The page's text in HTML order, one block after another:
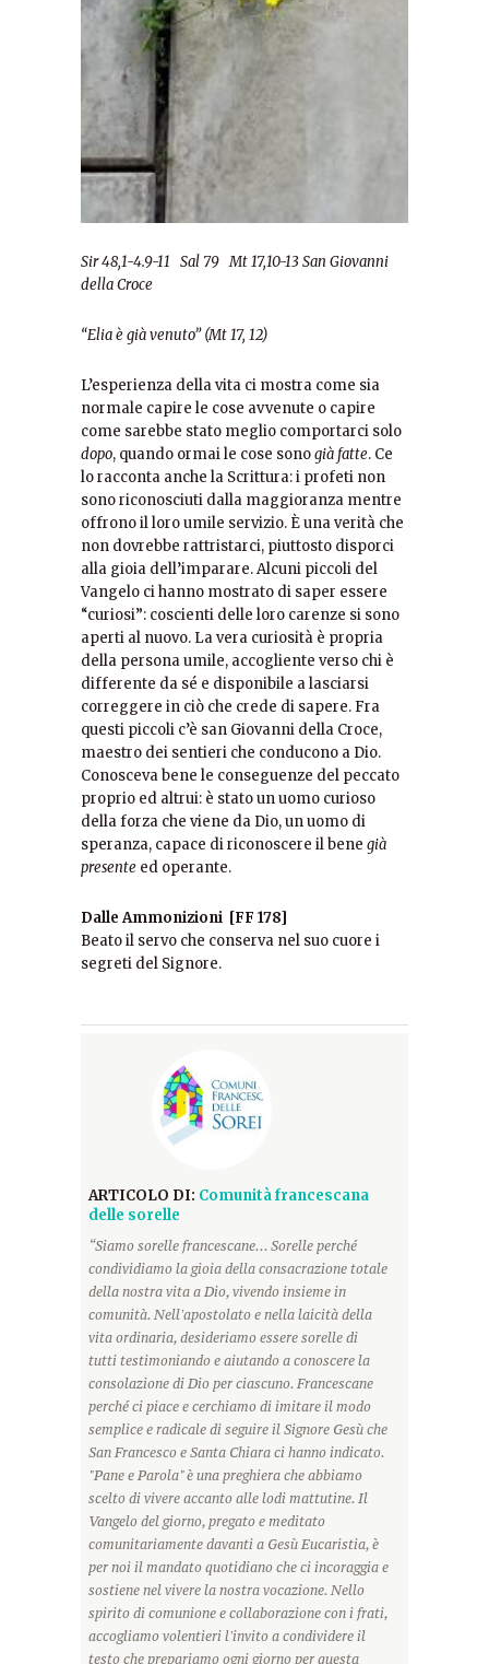
Sir 48,1-4.9-11 Sal 79 Mt 17,10-13 San Giovanni
della Croce
“Elia è già venuto” (Mt 17, 12)
L’esperienza della vita ci mostra come sia
normale capire le cose avvenute o capire
come sarebbe stato meglio comportarci solo
dopo, quando ormai le cose sonogià fatte. Ce
lo racconta anche la Scrittura: i profeti non
sono riconosciuti dalla maggioranza mentre
offrono il loro umile servizio. È una verità che
non dovrebbe rattristarci, piuttosto disporci
alla gioia dell’imparare. Alcuni piccoli del
Vangelo ci hanno mostrato di saper essere
“curiosi”: coscienti delle loro carenze si sono
aperti al nuovo. La vera curiosità è propria
della persona umile, accogliente verso chi è
differente da sé e disponibile a lasciarsi
correggere in ciò che crede di sapere. Fra
questi piccoli c’è san Giovanni della Croce,
maestro dei sentieri che conducono a Dio.
Conosceva bene le conseguenze del peccato
proprio ed altrui: è stato un uomo curioso
della forza che viene da Dio, un uomo di
speranza, capace di riconoscere il bene già
presente ed operante.
Dalle Ammonizioni [FF 178]
Beato il servo che conserva nel suo cuore i
segreti del Signore.
ARTICOLO DI: Comunità francescana
delle sorelle
“Siamo sorelle francescane... Sorelle perché
condividiamo la gioia della consacrazione totale
della nostra vita a Dio, vivendo insieme in
comunità. Nell'apostolato e nella laicità della
vita ordinaria, desideriamo essere sorelle di
tutti testimoniando e aiutando a conoscere la
consolazione di Dio per ciascuno. Francescane
perché ci piace e cerchiamo di imitare il modo
semplice e radicale di seguire il Signore Gesù che
San Francesco e Santa Chiara ci hanno indicato.
"Pane e Parola" è una preghiera che abbiamo
scelto di vivere accanto alle lodi mattutine. Il
Vangelo del giorno, pregato e meditato
comunitariamente davanti a Gesù Eucaristia, è
per noi il mandato quotidiano che ci incoraggia e
sostiene nel vivere la nostra vocazione. Nello
spirito di comunione e collaborazione con i frati,
accogliamo volentieri l'invito a condividere il
testo che prepariamo ogni giorno per questa